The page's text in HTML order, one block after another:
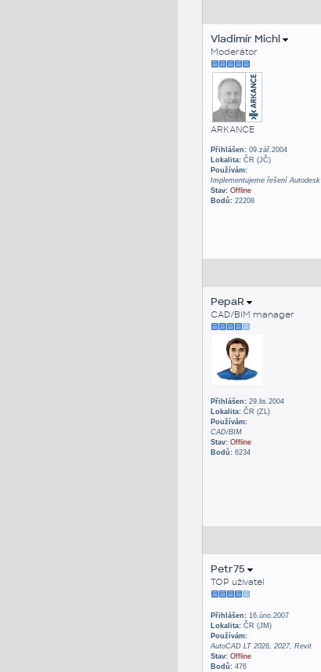
Vladimír Michl
Moderátor
ARKANCE
Přihlášen:09.zář.2004
Lokalita:ČR (JČ)
Používám:
Implementujeme řešení Autodesk
Stav: Offline
Bodů:22208
PepaR
CAD/BIM manager
Přihlášen:29.lis.2004
Lokalita:ČR (ZL)
Používám:
CAD/BIM
Stav: Offline
Bodů:6234
Petr75
TOP uživatel
Přihlášen:16.úno.2007
Lokalita:ČR (JM)
Používám:
AutoCAD LT 2026, 2027, Revit
Stav: Offline
Bodů:476